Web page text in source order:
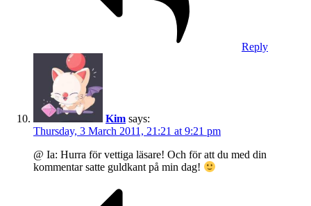
Reply
Kim says:
Thursday, 3 March 2011, 21:21 at 9:21 pm
@ Ia: Hurra för vettiga läsare! Och för att du med din
kommentar satte guldkant på min dag!